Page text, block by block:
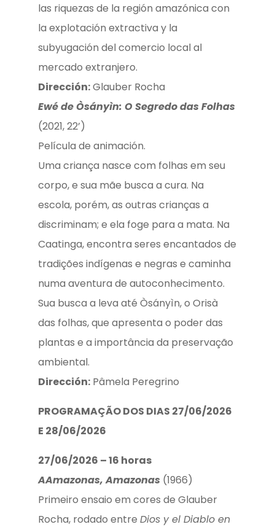
las riquezas de la región amazónica con
la explotación extractiva y la
subyugación del comercio local al
mercado extranjero.
Dirección:Glauber Rocha
Ewé de Òsányìn: O Segredo das Folhas
(2021, 22’)
Película de animación.
Uma criança nasce com folhas em seu
corpo, e sua mãe busca a cura. Na
escola, porém, as outras crianças a
discriminam; e ela foge para a mata. Na
Caatinga, encontra seres encantados de
tradições indígenas e negras e caminha
numa aventura de autoconhecimento.
Sua busca a leva até Òsányìn, o Orisà
das folhas, que apresenta o poder das
plantas e a importância da preservação
ambiental.
Dirección:Pâmela Peregrino
PROGRAMAÇÃO DOS DIAS 27/06/2026
E 28/06/2026
27/06/2026 – 16 horas
AAmazonas, Amazonas (1966)
Primeiro ensaio em cores de Glauber
Rocha, rodado entre Dios y el Diablo en